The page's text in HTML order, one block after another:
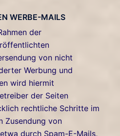
WERBE-MAILS
der
von nicht
Werbung und
wird hiermit
der Seiten
rechtliche Schritte im
Zusendung von
durch Spam-E-Mails,